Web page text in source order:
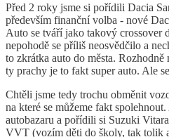
Před 2 roky jsme si pořídili Dacia
především finanční volba - nové
Auto se tváří jako takový crossover
nepohodě se příliš neosvědčilo a
to zkrátka auto do města.
ty prachy je to fakt super auto. Ale
Chtěli jsme tedy trochu obměnit
na které se můžeme fakt
autobazaru a pořídili si Suzuki
VVT (vozím děti do školy, tak tolik